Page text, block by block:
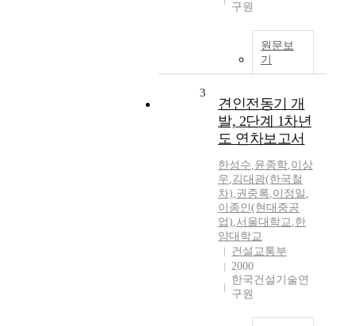
구원
원문보
기
3
견인전동기 개
발, 2단계 1차년
도 연차보고서
한성수,윤종학,이상
우,김대광(한국철
차),권중록,이정일 ,
이종인(현대중공
업),서울대학교,한
양대학교
건설교통부
2000
한국건설기술연
구원